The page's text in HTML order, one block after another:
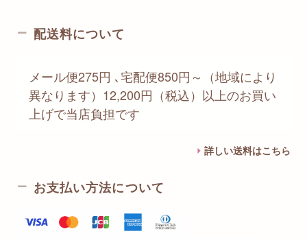
配送料について
メール便275円 ､宅配便850円～（地域により
異なります）12,200円（税込）以上のお買い
上げで当店負担です
詳しい送料はこちら
お支払い方法について